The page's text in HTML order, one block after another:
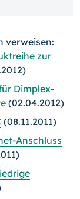
verweisen:
zur
Dimplex-
(02.04.2012)
(08.11.2011)
Anschluss